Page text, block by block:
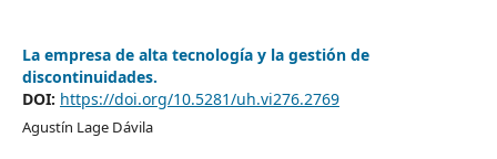
La empresa de alta tecnología y la gestión de
discontinuidades.
DOI: https://doi.org/10.5281/uh.vi276.2769
Agustín Lage Dávila